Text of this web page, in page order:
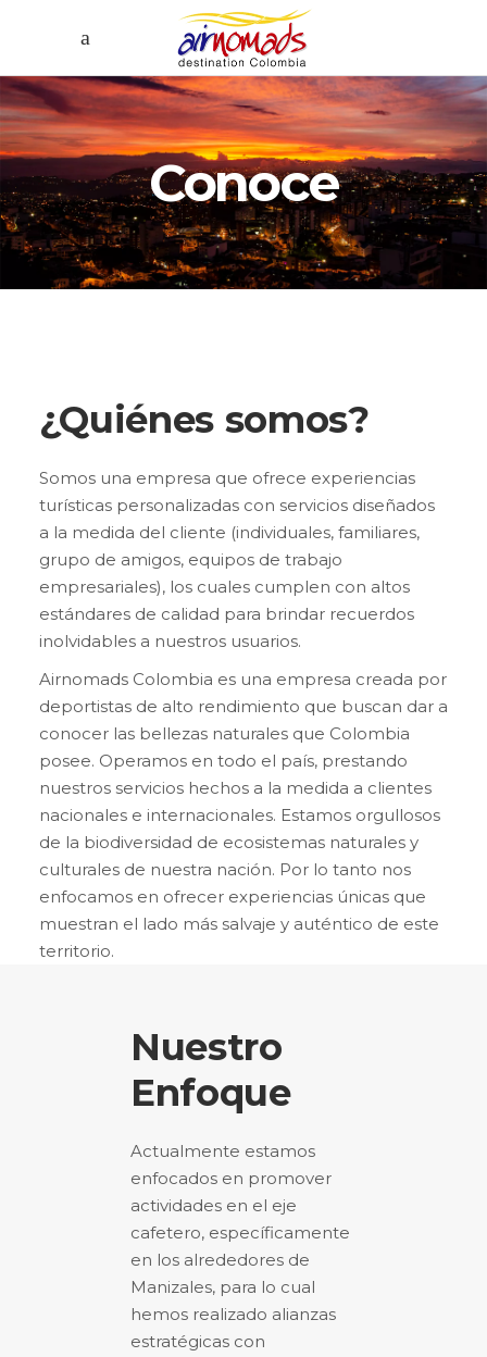
Conoce
¿Quiénes somos?
Somos una empresa que ofrece experiencias
turísticas personalizadas con servicios diseñados
a la medida del cliente (individuales, familiares,
grupo de amigos, equipos de trabajo
empresariales), los cuales cumplen con altos
estándares de calidad para brindar recuerdos
inolvidables a nuestros usuarios.
Airnomads Colombia es una empresa creada por
deportistas de alto rendimiento que buscan dar a
conocer las bellezas naturales que Colombia
posee. Operamos en todo el país, prestando
nuestros servicios hechos a la medida a clientes
nacionales e internacionales. Estamos orgullosos
de la biodiversidad de ecosistemas naturales y
culturales de nuestra nación. Por lo tanto nos
enfocamos en ofrecer experiencias únicas que
muestran el lado más salvaje y auténtico de este
territorio.
Nuestro
Enfoque
Actualmente estamos
enfocados en promover
actividades en el eje
cafetero, específicamente
en los alrededores de
Manizales, para lo cual
hemos realizado alianzas
estratégicas con